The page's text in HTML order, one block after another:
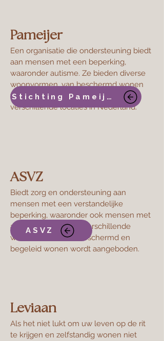
Pameijer
Een organisatie die ondersteuning biedt
aan mensen met een beperking,
waaronder autisme. Ze bieden diverse
woonvormen, van beschermd wonen
tot ambulante begeleiding, op
verschillende locaties in Nederland.
ASVZ
Biedt zorg en ondersteuning aan
mensen met een verstandelijke
beperking, waaronder ook mensen met
autisme. Ze hebben verschillende
woonlocaties waar beschermd en
begeleid wonen wordt aangeboden.
Leviaan
Als het niet lukt om uw leven op de rit
te krijgen en zelfstandig wonen niet
Stichting Pameijer
ASVZ